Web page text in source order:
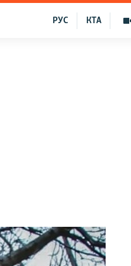
КТА
РУС